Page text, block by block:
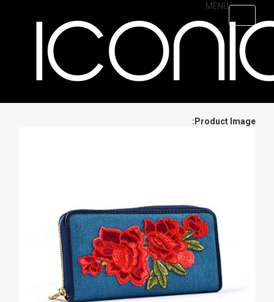
to
main
content
MENU
navigation
Product Image: